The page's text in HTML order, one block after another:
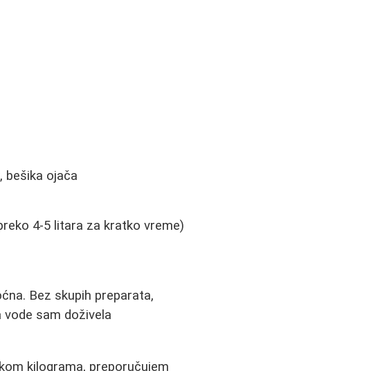
bešika ojača
4-5 litara za kratko vreme)
Bez skupih preparata,
sam doživela
kilograma, preporučujem